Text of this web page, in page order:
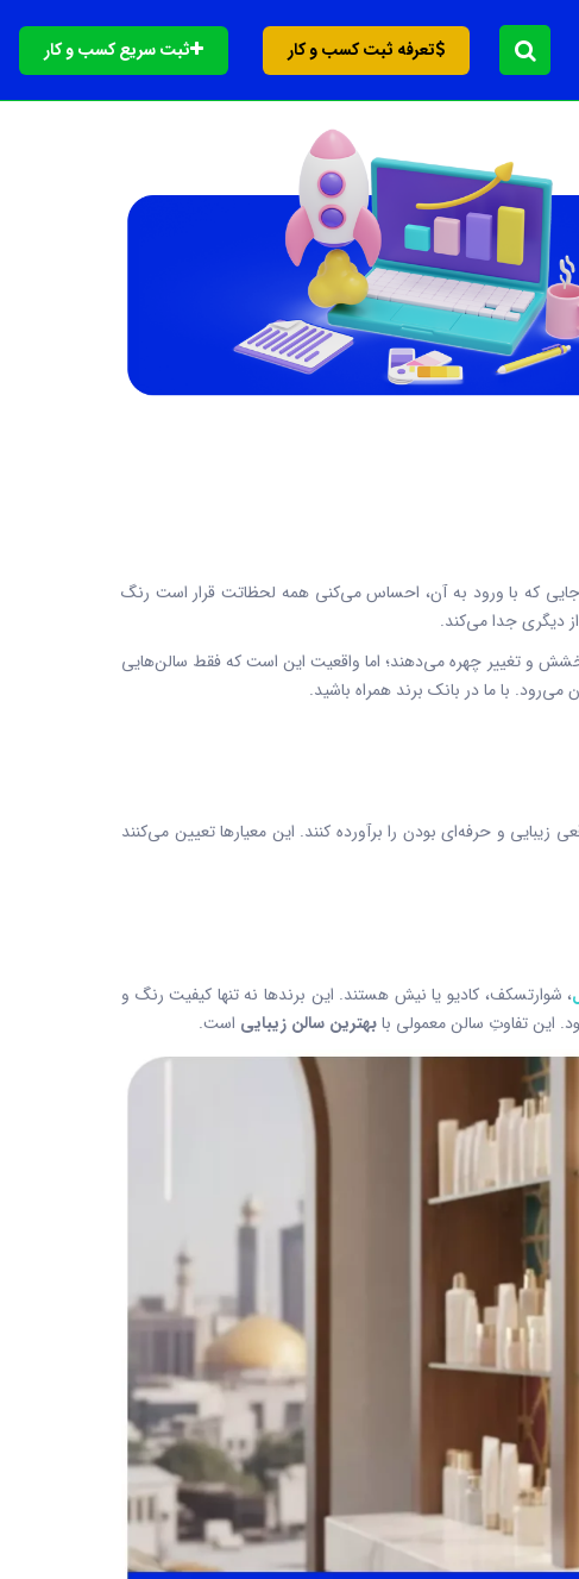
تعرفه ثبت کسب و کار ثبت سریع کسب و کار
که با ورود به آن، احساس می‌کنی همه لحظاتت قرار است رنگ
دیگری جدا می‌کند.
و تغییر چهره می‌دهند؛ اما واقعیت این است که فقط سالن‌هایی
می‌رود. با ما در بانک برند همراه باشید.
و حرفه‌ای بودن را برآورده کنند. این معیارها تعیین می‌کنند
، شوارتسکف، کادیو یا نیش هستند. این برندها نه تنها کیفیت رنگ و
این تفاوتِ سالن معمولی بابهترین سالن زیبایی است.